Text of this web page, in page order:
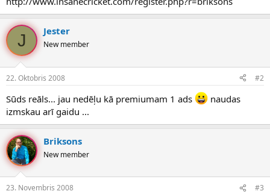
J Jester
New member
22. Oktobris 2008 #2
Sūds reāls... jau nedēļu kā premiumam 1 ads
naudas
izmskau arī gaidu ...
Briksons
New member
23. Novembris 2008 #3